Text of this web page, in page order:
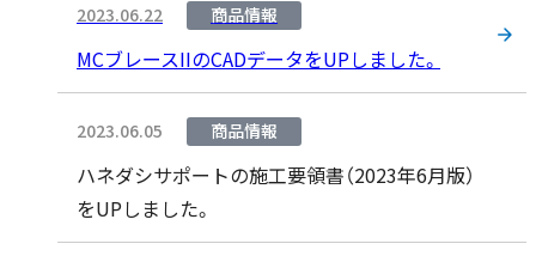
2023.06.22 商品情報
MCブレースIIのCADデータをUPしました。
2023.06.05 商品情報
ハネダシサポートの施工要領書（2023年6月版）
をUPしました。